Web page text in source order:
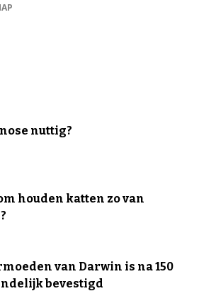
nuttig?
houden katten zo van
van Darwin is na 150
bevestigd